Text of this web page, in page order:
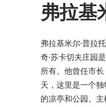
弗拉基
弗拉基米尔·普拉
奇·苏卡切夫庄园
所有。他曾任市
天，这里是一个
的凉亭和公园。